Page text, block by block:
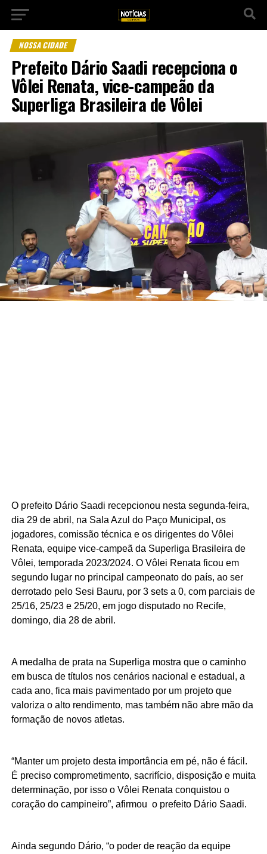
NOSSA CIDADE
Prefeito Dário Saadi recepciona o
Vôlei Renata, vice-campeão da
Superliga Brasileira de Vôlei
O prefeito Dário Saadi recepcionou nesta segunda-feira,
dia 29 de abril, na Sala Azul do Paço Municipal, os
jogadores, comissão técnica e os dirigentes do Vôlei
Renata, equipe vice-campeã da Superliga Brasileira de
Vôlei, temporada 2023/2024. O Vôlei Renata ficou em
segundo lugar no principal campeonato do país, ao ser
derrotado pelo Sesi Bauru, por 3 sets a 0, com parciais de
25/16, 25/23 e 25/20, em jogo disputado no Recife,
domingo, dia 28 de abril.
A medalha de prata na Superliga mostra que o caminho
em busca de títulos nos cenários nacional e estadual, a
cada ano, fica mais pavimentado por um projeto que
valoriza o alto rendimento, mas também não abre mão da
formação de novos atletas.
“Manter um projeto desta importância em pé, não é fácil.
É preciso comprometimento, sacrifício, disposição e muita
determinação, por isso o Vôlei Renata conquistou o
coração do campineiro”, afirmou o prefeito Dário Saadi.
Ainda segundo Dário, “o poder de reação da equipe